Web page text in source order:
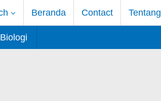
Beranda Contact Tentang
Biologi